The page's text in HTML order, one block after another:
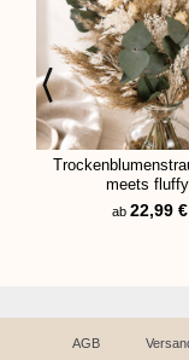
meets
ab 22,99 €
AGB